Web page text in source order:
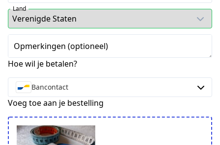
Land
Opmerkingen (optioneel)
Hoe wil je betalen?
Bancontact
Voeg toe aan je bestelling